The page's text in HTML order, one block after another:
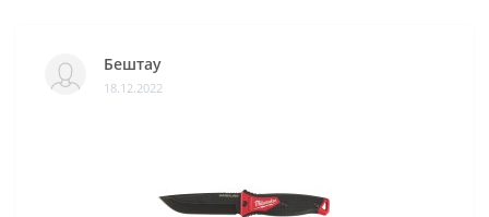
Бештау
18.12.2022